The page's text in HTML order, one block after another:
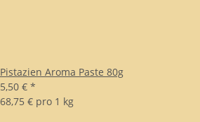
Pistazien Aroma Paste 80g
5,50 € *
68,75 € pro 1 kg